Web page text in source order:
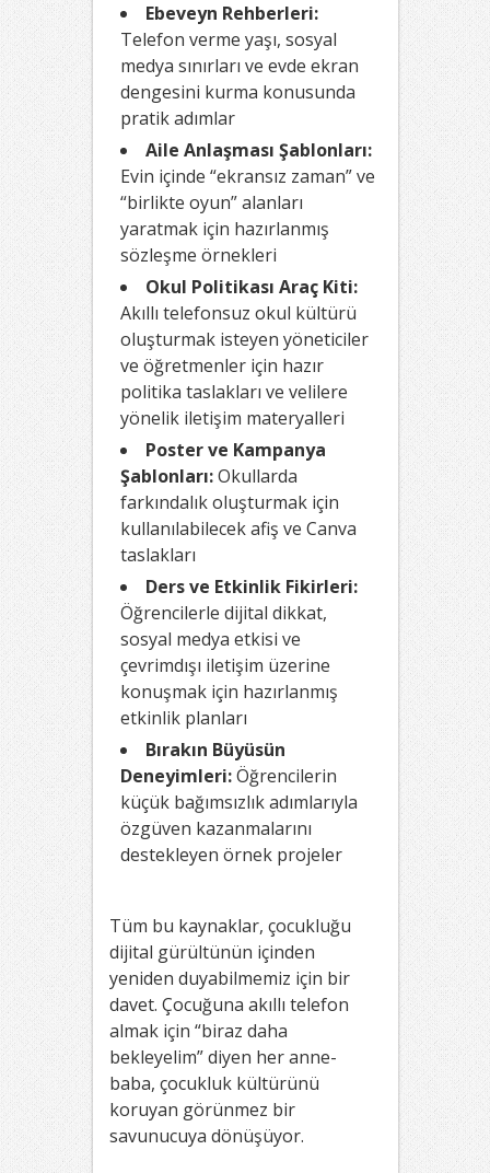
Ebeveyn Rehberleri:
Telefon verme yaşı, sosyal
medya sınırları ve evde ekran
dengesini kurma konusunda
pratik adımlar
Aile Anlaşması Şablonları:
Evin içinde “ekransız zaman” ve
“birlikte oyun” alanları
yaratmak için hazırlanmış
sözleşme örnekleri
Okul Politikası Araç Kiti:
Akıllı telefonsuz okul kültürü
oluşturmak isteyen yöneticiler
ve öğretmenler için hazır
politika taslakları ve velilere
yönelik iletişim materyalleri
Poster ve Kampanya
Şablonları:Okullarda
farkındalık oluşturmak için
kullanılabilecek afiş ve Canva
taslakları
Ders ve Etkinlik Fikirleri:
Öğrencilerle dijital dikkat,
sosyal medya etkisi ve
çevrimdışı iletişim üzerine
konuşmak için hazırlanmış
etkinlik planları
Bırakın Büyüsün
Deneyimleri:Öğrencilerin
küçük bağımsızlık adımlarıyla
özgüven kazanmalarını
destekleyen örnek projeler
Tüm bu kaynaklar, çocukluğu
dijital gürültünün içinden
yeniden duyabilmemiz için bir
davet. Çocuğuna akıllı telefon
almak için “biraz daha
bekleyelim” diyen her anne-
baba, çocukluk kültürünü
koruyan görünmez bir
savunucuya dönüşüyor.